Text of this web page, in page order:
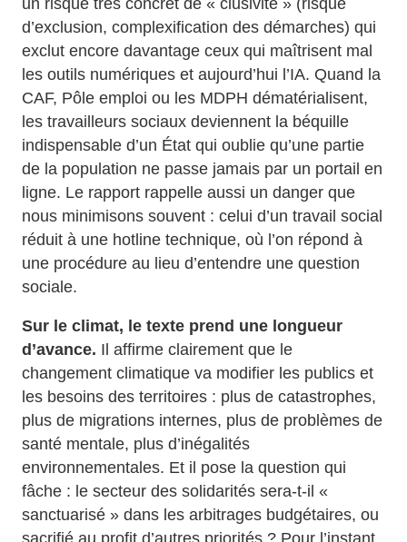
d’exclusion, complexification des démarches) qui
exclut encore davantage ceux qui maîtrisent mal
les outils numériques et aujourd’hui l’IA. Quand la
CAF, Pôle emploi ou les MDPH dématérialisent,
les travailleurs sociaux deviennent la béquille
indispensable d’un État qui oublie qu’une partie
de la population ne passe jamais par un portail en
ligne. Le rapport rappelle aussi un danger que
nous minimisons souvent : celui d’un travail social
réduit à une hotline technique, où l’on répond à
une procédure au lieu d’entendre une question
sociale.
Sur le climat, le texte prend une longueur
d’avance. Il affirme clairement que le
changement climatique va modifier les publics et
les besoins des territoires : plus de catastrophes,
plus de migrations internes, plus de problèmes de
santé mentale, plus d’inégalités
environnementales. Et il pose la question qui
fâche : le secteur des solidarités sera‑t‑il «
sanctuarisé » dans les arbitrages budgétaires, ou